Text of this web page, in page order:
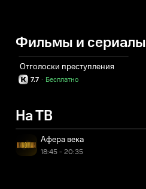
Фильмы и сериалы
Отголоски преступления
7.7 Бесплатно
·
На ТВ
Афера века
18:45 - 20:35